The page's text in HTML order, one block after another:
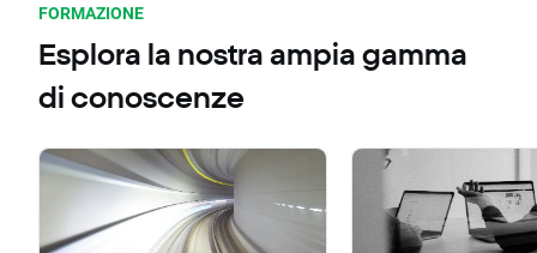
FORMAZIONE
Esplora la nostra ampia gamma
di conoscenze